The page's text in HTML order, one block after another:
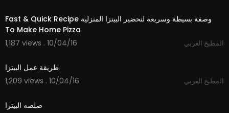
‫ وصفة بسيطة وسريعة لتحضير البيتزا المنزلية Fast & Quick Recipe
1,187 views . 10/04/16
المطبخ العربي
1,209 views . 10/04/16
المطبخ العربي